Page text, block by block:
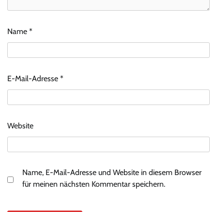
Name *
E-Mail-Adresse *
Website
Name, E-Mail-Adresse und Website in diesem Browser
für meinen nächsten Kommentar speichern.